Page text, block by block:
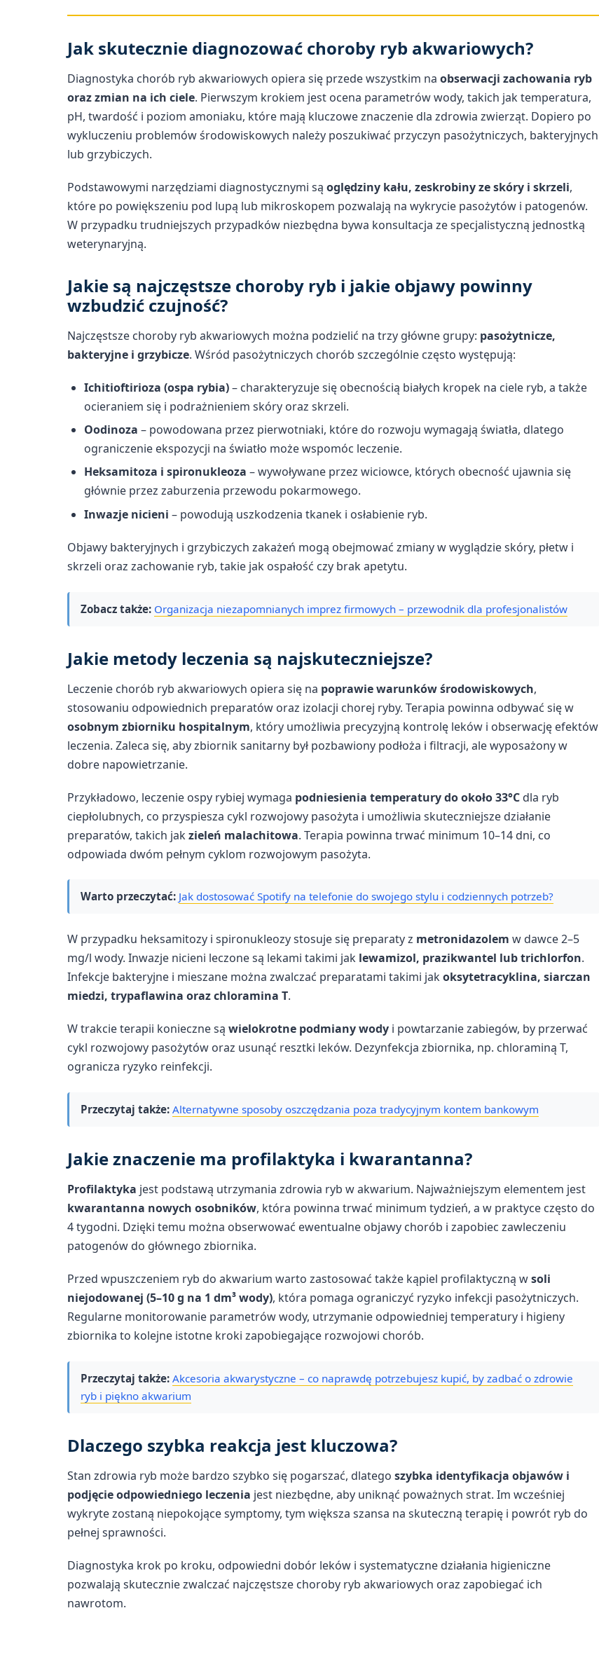
Jak skutecznie diagnozować choroby ryb akwariowych?
Diagnostyka chorób ryb akwariowych opiera się przede wszystkim na obserwacji zachowania ryb
oraz zmian na ich ciele. Pierwszym krokiem jest ocena parametrów wody, takich jak temperatura,
pH, twardość i poziom amoniaku, które mają kluczowe znaczenie dla zdrowia zwierząt. Dopiero po
wykluczeniu problemów środowiskowych należy poszukiwać przyczyn pasożytniczych, bakteryjnych
lub grzybiczych.
Podstawowymi narzędziami diagnostycznymi są oględziny kału, zeskrobiny ze skóry i skrzeli,
które po powiększeniu pod lupą lub mikroskopem pozwalają na wykrycie pasożytów i patogenów.
W przypadku trudniejszych przypadków niezbędna bywa konsultacja ze specjalistyczną jednostką
weterynaryjną.
Jakie są najczęstsze choroby ryb i jakie objawy powinny
wzbudzić czujność?
Najczęstsze choroby ryb akwariowych można podzielić na trzy główne grupy: pasożytnicze,
bakteryjne i grzybicze. Wśród pasożytniczych chorób szczególnie często występują:
Ichitioftirioza (ospa rybia)– charakteryzuje się obecnością białych kropek na ciele ryb, a także
ocieraniem się i podrażnieniem skóry oraz skrzeli.
Oodinoza – powodowana przez pierwotniaki, które do rozwoju wymagają światła, dlatego
ograniczenie ekspozycji na światło może wspomóc leczenie.
Heksamitoza i spironukleoza – wywoływane przez wiciowce, których obecność ujawnia się
głównie przez zaburzenia przewodu pokarmowego.
Inwazje nicieni – powodują uszkodzenia tkanek i osłabienie ryb.
Objawy bakteryjnych i grzybiczych zakażeń mogą obejmować zmiany w wyglądzie skóry, płetw i
skrzeli oraz zachowanie ryb, takie jak ospałość czy brak apetytu.
Zobacz także: Organizacja niezapomnianych imprez firmowych – przewodnik dla profesjonalistów
Jakie metody leczenia są najskuteczniejsze?
Leczenie chorób ryb akwariowych opiera się na poprawie warunków środowiskowych,
stosowaniu odpowiednich preparatów oraz izolacji chorej ryby. Terapia powinna odbywać się w
osobnym zbiorniku hospitalnym, który umożliwia precyzyjną kontrolę leków i obserwację efektów
leczenia. Zaleca się, aby zbiornik sanitarny był pozbawiony podłoża i filtracji, ale wyposażony w
dobre napowietrzanie.
Przykładowo, leczenie ospy rybiej wymaga podniesienia temperatury do około 33°C dla ryb
ciepłolubnych, co przyspiesza cykl rozwojowy pasożyta i umożliwia skuteczniejsze działanie
preparatów, takich jakzieleń malachitowa. Terapia powinna trwać minimum 10–14 dni, co
odpowiada dwóm pełnym cyklom rozwojowym pasożyta.
Warto przeczytać: Jak dostosować Spotify na telefonie do swojego stylu i codziennych potrzeb?
W przypadku heksamitozy i spironukleozy stosuje się preparaty z metronidazolem w dawce 2–5
mg/l wody. Inwazje nicieni leczone są lekami takimi jak lewamizol, prazikwantel lub trichlorfon.
Infekcje bakteryjne i mieszane można zwalczać preparatami takimi jakoksytetracyklina, siarczan
miedzi, trypaflawina oraz chloramina T.
W trakcie terapii konieczne są wielokrotne podmiany wody i powtarzanie zabiegów, by przerwać
cykl rozwojowy pasożytów oraz usunąć resztki leków. Dezynfekcja zbiornika, np. chloraminą T,
ogranicza ryzyko reinfekcji.
Przeczytaj także: Alternatywne sposoby oszczędzania poza tradycyjnym kontem bankowym
Jakie znaczenie ma profilaktyka i kwarantanna?
Profilaktyka jest podstawą utrzymania zdrowia ryb w akwarium. Najważniejszym elementem jest
kwarantanna nowych osobników, która powinna trwać minimum tydzień, a w praktyce często do
4 tygodni. Dzięki temu można obserwować ewentualne objawy chorób i zapobiec zawleczeniu
patogenów do głównego zbiornika.
Przed wpuszczeniem ryb do akwarium warto zastosować także kąpiel profilaktyczną wsoli
niejodowanej (5–10 g na 1 dm³ wody), która pomaga ograniczyć ryzyko infekcji pasożytniczych.
Regularne monitorowanie parametrów wody, utrzymanie odpowiedniej temperatury i higieny
zbiornika to kolejne istotne kroki zapobiegające rozwojowi chorób.
Przeczytaj także: Akcesoria akwarystyczne – co naprawdę potrzebujesz kupić, by zadbać o zdrowie
ryb i piękno akwarium
Dlaczego szybka reakcja jest kluczowa?
Stan zdrowia ryb może bardzo szybko się pogarszać, dlatego szybka identyfikacja objawów i
podjęcie odpowiedniego leczenia jest niezbędne, aby uniknąć poważnych strat. Im wcześniej
wykryte zostaną niepokojące symptomy, tym większa szansa na skuteczną terapię i powrót ryb do
pełnej sprawności.
Diagnostyka krok po kroku, odpowiedni dobór leków i systematyczne działania higieniczne
pozwalają skutecznie zwalczać najczęstsze choroby ryb akwariowych oraz zapobiegać ich
nawrotom.